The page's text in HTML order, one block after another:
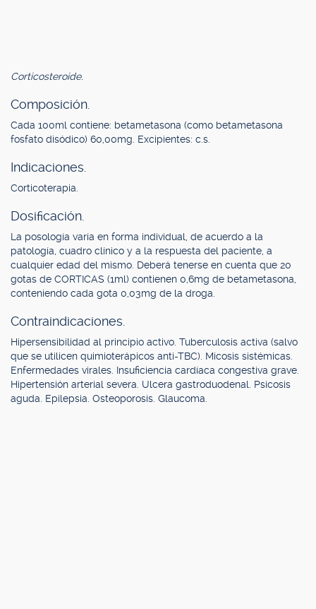
Corticosteroide.
Composición.
Cada 100ml contiene: betametasona (como betametasona
fosfato disódico) 60,00mg. Excipientes: c.s.
Indicaciones.
Corticoterapia.
Dosificación.
La posología varía en forma individual, de acuerdo a la
patología, cuadro clínico y a la respuesta del paciente, a
cualquier edad del mismo. Deberá tenerse en cuenta que 20
gotas de CORTICAS (1ml) contienen 0,6mg de betametasona,
conteniendo cada gota 0,03mg de la droga.
Contraindicaciones.
Hipersensibilidad al principio activo. Tuberculosis activa (salvo
que se utilicen quimioterápicos anti-TBC). Micosis sistémicas.
Enfermedades virales. Insuficiencia cardíaca congestiva grave.
Hipertensión arterial severa. Ulcera gastroduodenal. Psicosis
aguda. Epilepsia. Osteoporosis. Glaucoma.